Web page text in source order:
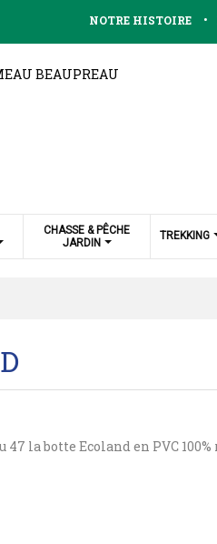
NOTRE HISTOIRE •
CHASSE & PÊCHE
JARDIN
TREKKING
47 la botte Ecoland en PVC